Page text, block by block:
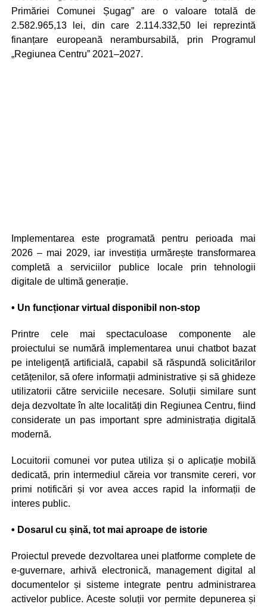
Primăriei Comunei Șugag” are o valoare totală de
2.582.965,13 lei, din care 2.114.332,50 lei reprezintă
finanțare europeană nerambursabilă, prin Programul
„Regiunea Centru” 2021–2027.
Implementarea este programată pentru perioada mai
2026 – mai 2029, iar investiția urmărește transformarea
completă a serviciilor publice locale prin tehnologii
digitale de ultimă generație.
• Un funcționar virtual disponibil non-stop
Printre cele mai spectaculoase componente ale
proiectului se numără implementarea unui chatbot bazat
pe inteligență artificială, capabil să răspundă solicitărilor
cetățenilor, să ofere informații administrative și să ghideze
utilizatorii către serviciile necesare. Soluții similare sunt
deja dezvoltate în alte localități din Regiunea Centru, fiind
considerate un pas important spre administrația digitală
modernă.
Locuitorii comunei vor putea utiliza și o aplicație mobilă
dedicată, prin intermediul căreia vor transmite cereri, vor
primi notificări și vor avea acces rapid la informații de
interes public.
• Dosarul cu șină, tot mai aproape de istorie
Proiectul prevede dezvoltarea unei platforme complete de
e-guvernare, arhivă electronică, management digital al
documentelor și sisteme integrate pentru administrarea
activelor publice. Aceste soluții vor permite depunerea și